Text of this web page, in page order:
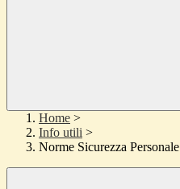
Home >
Info utili >
Norme Sicurezza Personale